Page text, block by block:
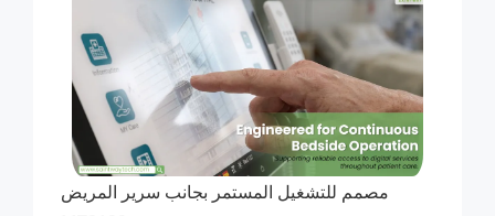
مصمم للتشغيل المستمر بجانب سرير المريض